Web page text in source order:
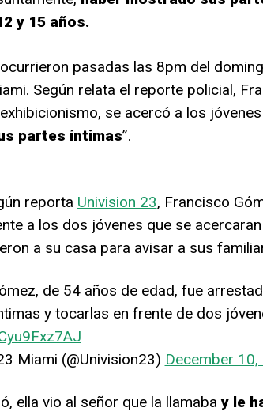
y 15 años.
pasadas las 8pm del
Según relata el reporte policial,
se acercó a los jóvenes
partes íntimas”.
reporta Univision 23, Francisco
a los dos jóvenes que se
a su casa para avisar a sus
de 54 años de edad, fue
y tocarlas en frente de dos
Miami (@Univision23) December
ella vio al señor que la llamabay le